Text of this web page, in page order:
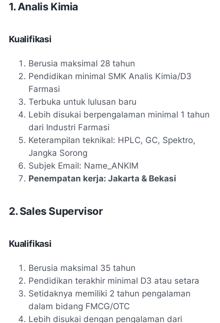
1. Analis Kimia
Kualifikasi
Berusia maksimal 28 tahun
Pendidikan minimal SMK Analis Kimia/D3
Farmasi
Terbuka untuk lulusan baru
Lebih disukai berpengalaman minimal 1 tahun
dari Industri Farmasi
Keterampilan teknikal: HPLC, GC, Spektro,
Jangka Sorong
Subjek Email: Name_ANKIM
Penempatan kerja: Jakarta & Bekasi
2. Sales Supervisor
Kualifikasi
Berusia maksimal 35 tahun
Pendidikan terakhir minimal D3 atau setara
Setidaknya memiliki 2 tahun pengalaman
dalam bidang FMCG/OTC
Lebih disukai dengan pengalaman dari